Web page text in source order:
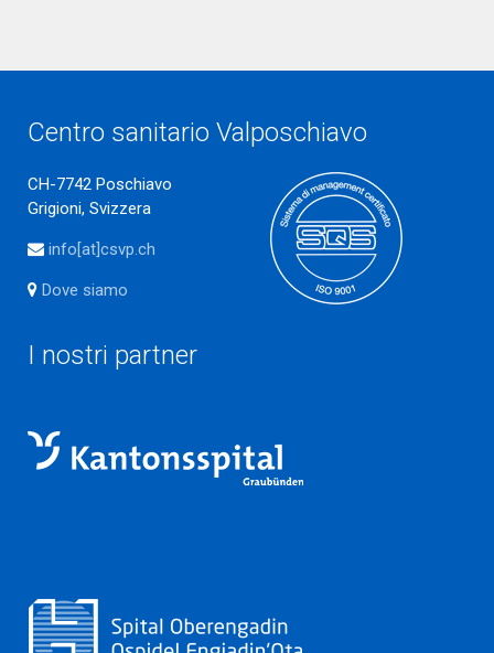
Centro sanitario Valposchiavo
CH-7742 Poschiavo
Grigioni, Svizzera
info[at]csvp.ch
Dove siamo
I nostri partner